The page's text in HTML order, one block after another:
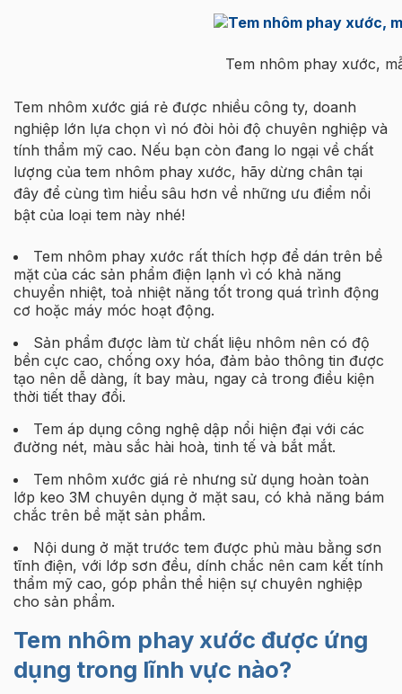
Tem nhôm phay xước,
Tem nhôm xước giá rẻ được nhiều công ty, doanh
nghiệp lớn lựa chọn vì nó đòi hỏi độ chuyên nghiệp và
tính thẩm mỹ cao. Nếu bạn còn đang lo ngại về chất
lượng của tem nhôm phay xước, hãy dừng chân tại
đây để cùng tìm hiểu sâu hơn về những ưu điểm nổi
bật của loại tem này nhé!
Tem nhôm phay xước rất thích hợp để dán trên bề
mặt của các sản phẩm điện lạnh vì có khả năng
chuyển nhiệt, toả nhiệt năng tốt trong quá trình động
cơ hoặc máy móc hoạt động.
Sản phẩm được làm từ chất liệu nhôm nên có độ
bền cực cao, chống oxy hóa, đảm bảo thông tin được
tạo nên dễ dàng, ít bay màu, ngay cả trong điều kiện
thời tiết thay đổi.
Tem áp dụng công nghệ dập nổi hiện đại với các
đường nét, màu sắc hài hoà, tinh tế và bắt mắt.
Tem nhôm xước giá rẻ nhưng sử dụng hoàn toàn
lớp keo 3M chuyên dụng ở mặt sau, có khả năng bám
chắc trên bề mặt sản phẩm.
Nội dung ở mặt trước tem được phủ màu bằng sơn
tĩnh điện, với lớp sơn đều, dính chắc nên cam kết tính
thẩm mỹ cao, góp phần thể hiện sự chuyên nghiệp
cho sản phẩm.
Tem nhôm phay xước được ứng
dụng trong lĩnh vực nào?